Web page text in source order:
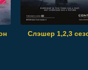
Слэшер 1,2,3